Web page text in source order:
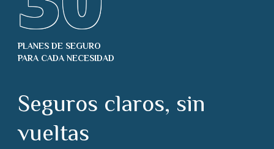
PLANES DE SEGURO
PARA CADA NECESIDAD
Seguros claros, sin
vueltas